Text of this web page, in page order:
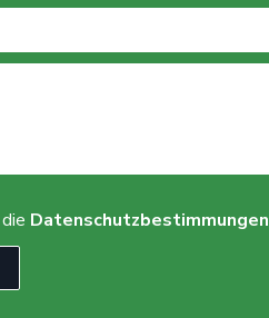
Datenschutzbestimmungen